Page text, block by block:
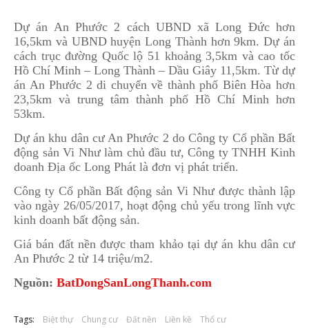
Dự án An Phước 2 cách UBND xã Long Đức hơn
16,5km và UBND huyện Long Thành hơn 9km. Dự án
cách trục đường Quốc lộ 51 khoảng 3,5km và cao tốc
Hồ Chí Minh – Long Thành – Dầu Giây 11,5km. Từ dự
án An Phước 2 di chuyển về thành phố Biên Hòa hơn
23,5km và trung tâm thành phố Hồ Chí Minh hơn
53km.
Dự án khu dân cư An Phước 2 do Công ty Cổ phần Bất
động sản Vi Như làm chủ đầu tư, Công ty TNHH Kinh
doanh Địa ốc Long Phát là đơn vị phát triển.
Công ty Cổ phần Bất động sản Vi Như được thành lập
vào ngày 26/05/2017, hoạt động chủ yếu trong lĩnh vực
kinh doanh bất động sản.
Giá bán đất nền được tham khảo tại dự án khu dân cư
An Phước 2 từ 14 triệu/m2.
Nguồn: BatDongSanLongThanh.com
Tags: Biệt thự Chung cư Đất nền Liền kề Thổ cư